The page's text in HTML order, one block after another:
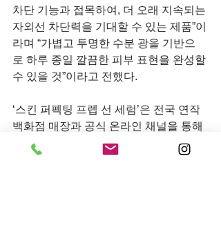
차단 기능과 접목하여, 더 오래 지속되는
자외선 차단력을 기대할 수 있는 제품”이
라며 “가볍고 투명한 수분 광을 기반으
로 하루 종일 깔끔한 피부 표현을 완성할
수 있을 것”이라고 전했다.
‘스킨 퍼펙팅 프렙 선 세럼’은 전국 연작
백화점 매장과 공식 온라인 채널을 통해
만나볼 수 있다.